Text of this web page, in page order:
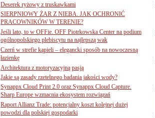
Deserek ryżowy z truskawkami
SIERPNIOWY ŻAR Z NIEBA. JAK OCHRONIĆ
PRACOWNIKÓW W TERENIE?
Jeśli lato, to w OFFie. OFF Piotrkowska Center na podium
ogólnopolskiego plebiscytu na najlepszą wak
Czerń w strefie kąpieli – elegancki sposób na nowoczesną
łazienkę
Architektura z motoryzacyjną pasją
Jakie są zasady rzetelnego badania jakości wody?
Synappx Cloud Print 2.0 oraz Synappx Cloud Capture.
Sharp Europe wzmacnia ekosystem rozwiązań
Raport Allianz Trade: potencjalny koszt kolejnej dużej
powodzi dla polskiej gospodarki